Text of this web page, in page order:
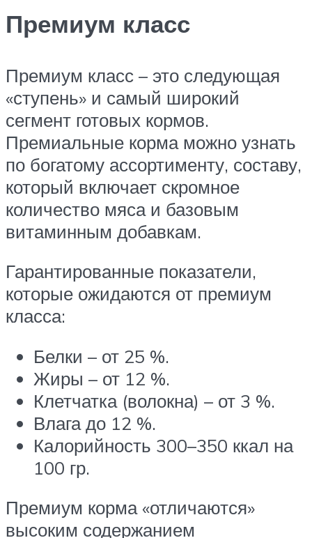
Премиум класс
Премиум класс – это следующая
«ступень» и самый широкий
сегмент готовых кормов.
Премиальные корма можно узнать
по богатому ассортименту, составу,
который включает скромное
количество мяса и базовым
витаминным добавкам.
Гарантированные показатели,
которые ожидаются от премиум
класса:
Белки – от 25 %.
Жиры – от 12 %.
Клетчатка (волокна) – от 3 %.
Влага до 12 %.
Калорийность 300–350 ккал на
100 гр.
Премиум корма «отличаются»
высоким содержанием